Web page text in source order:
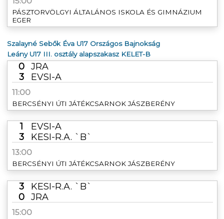
PÁSZTORVÖLGYI ÁLTALÁNOS ISKOLA ÉS GIMNÁZIUM
EGER
Szalayné Sebők Éva U17 Országos Bajnokság
Leány U17 III. osztály alapszakasz KELET-B
0
JRA
3
EVSI-A
11:00
BERCSÉNYI ÚTI JÁTÉKCSARNOK JÁSZBERÉNY
1
EVSI-A
3
KESI-R.A. `B`
13:00
BERCSÉNYI ÚTI JÁTÉKCSARNOK JÁSZBERÉNY
3
KESI-R.A. `B`
0
JRA
15:00